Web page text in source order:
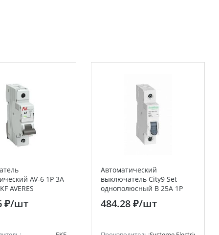
AV-6 1P 3A
AVERES
₽/шт
Автоматический
выключатель City9 Set
однополюсный B 25А 1P
4.5kA 230В Systeme Electric
(Schneider Electric)
484.28 ₽/шт